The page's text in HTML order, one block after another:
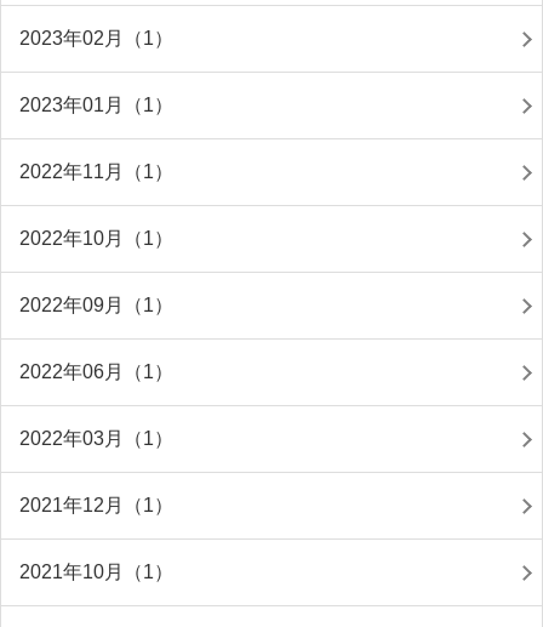
2023年02月（1）
2023年01月（1）
2022年11月（1）
2022年10月（1）
2022年09月（1）
2022年06月（1）
2022年03月（1）
2021年12月（1）
2021年10月（1）